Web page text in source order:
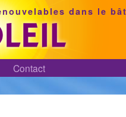
dans le
Contact